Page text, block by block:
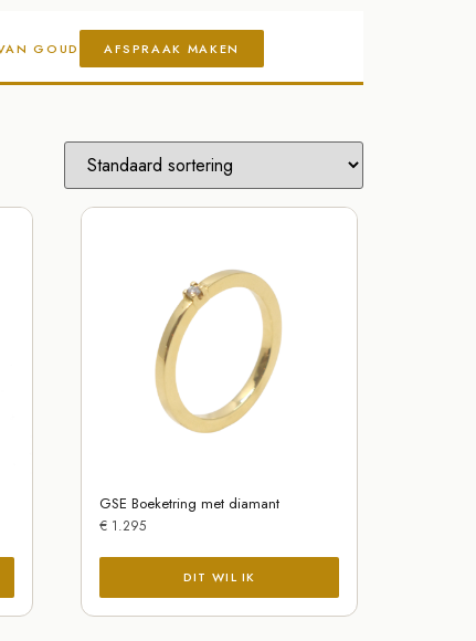
GOUD AFSPRAAK MAKEN
GSE Boeketring met diamant
€ 1.295